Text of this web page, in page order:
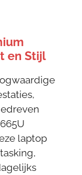
en Stijl
laptop